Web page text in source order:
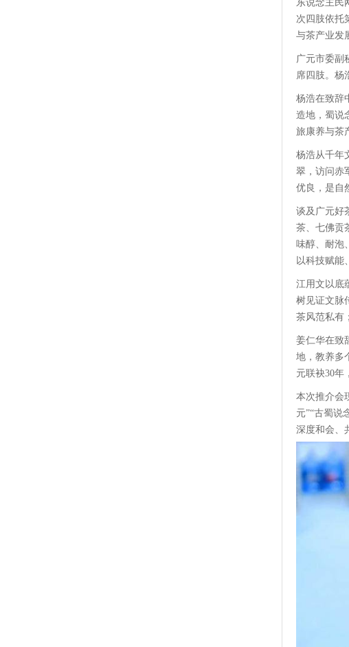
东说念主民
次四肢依托
与茶产业发
广元市委副
席四肢。杨
杨浩在致辞
造地，蜀说
旅康养与茶
杨浩从千年
翠，访问赤
优良，是自
谈及广元好
茶、七佛贡
味醇、耐泡
以科技赋能
江用文以底
树见证文脉
茶风范私有
姜仁华在致
地，教养多
元联袂30年
本次推介会
元”“古蜀说
深度和会、